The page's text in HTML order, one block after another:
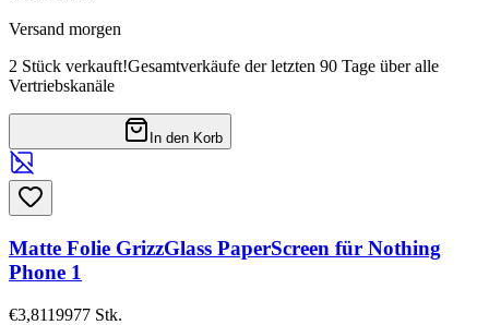
Versand morgen
2 Stück verkauft!Gesamtverkäufe der letzten 90 Tage über alle
Vertriebskanäle
In den Korb
Matte Folie GrizzGlass PaperScreen für Nothing
Phone 1
€3,8119977 Stk.